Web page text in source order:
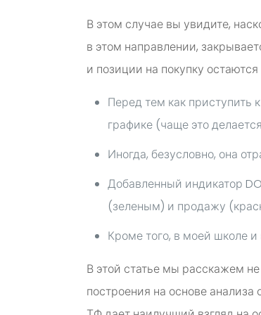
В этом случае вы увидите,
в этом направлении,
и позиции на покупку
Перед тем как приступить
графике (чаще это
Иногда, безусловно, она
Добавленный индикатор
(зеленым) и продажу
Кроме того, в моей школе
В этой статье мы расскажем
построения на основе